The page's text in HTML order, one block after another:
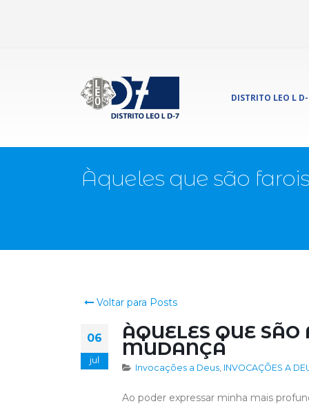
DISTRITO LEO L
Àqueles que são
Voltar para Posts
06
jul
ÀQUELES QUE
MUDANÇA
Invocações a Deus, INVOCAÇÕES A
Ao poder expressar minha mais